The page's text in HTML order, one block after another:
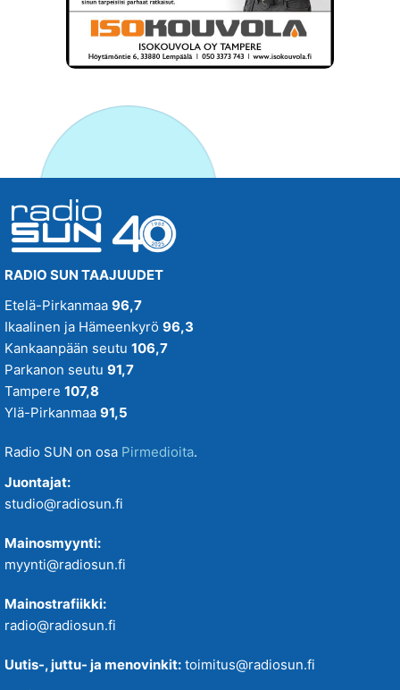
RADIO SUN TAAJUUDET
Etelä-Pirkanmaa 96,7
Ikaalinen ja Hämeenkyrö 96,3
Kankaanpään seutu 106,7
Parkanon seutu 91,7
Tampere 107,8
Ylä-Pirkanmaa 91,5
Radio SUN on osa Pirmedioita.
Juontajat:
studio@radiosun.fi
Mainosmyynti:
myynti@radiosun.fi
Mainostrafiikki:
radio@radiosun.fi
Uutis-, juttu- ja menovinkit: toimitus@radiosun.fi